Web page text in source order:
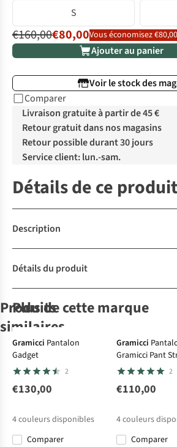
S
€160,00€80,00Vous économisez €80,00
Ajouter au panier
Voir le stock des
Comparer
Livraison gratuite à partir de 45 €
Retour gratuit dans nos magasins
Retour possible durant 30 jours
Service client: lun.-sam.
Détails de ce produit
Description
Détails du produit
Produits
similaires
Craghoppers
Pantalon
Nosilife Cargo
Ayacucho
Pantalon
Softshell Forest
Softshell M
The North Face
Pantalon M
Exploration
Reg Tapered
The North Face
Pantalon M
Limestone
Pant
Plus de cette marque
Gramicci Pantalon
Gadget
2
€130,00
4couleurs disponibles
Comparer
Gramicci
Gramicci Pant
2
€110,00
4couleurs
Comparer